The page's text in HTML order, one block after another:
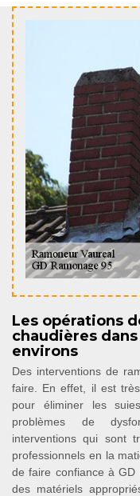
Les opérations
chaudières
environs
Des interventions de
faire. En effet, il est
pour éliminer les
problèmes de
interventions qui sont
professionnels en la
de faire confiance à GD
des matériels